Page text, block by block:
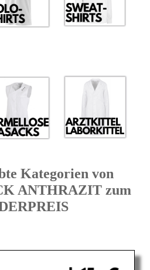
Kategorien von
ANTHRAZIT zum